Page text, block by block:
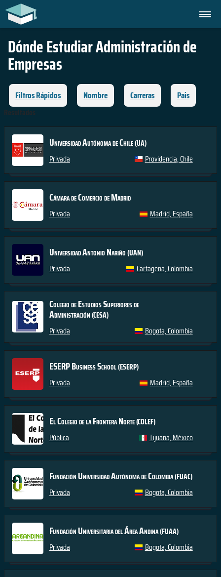
Dónde EstudiarAdministración de
Empresas
Filtros Rápidos Nombre Carreras Pais
Resultados
Universidad Autónoma de Chile(UA)
Privada Providencia, Chile
Cámara de Comercio de Madrid
Privada Madrid, España
Universidad Antonio Nariño(UAN)
Privada Cartagena, Colombia
Colegio de Estudios Superiores de
Administración(CESA)
Privada Bogota, Colombia
ESERP Business School(ESERP)
Privada Madrid, España
El Colegio de la Frontera Norte(COLEF)
Pública Tijuana, México
Fundación Universidad Autónoma de Colombia(FUAC)
Privada Bogota, Colombia
Fundación Universitaria del Área Andina(FUAA)
Privada Bogota, Colombia